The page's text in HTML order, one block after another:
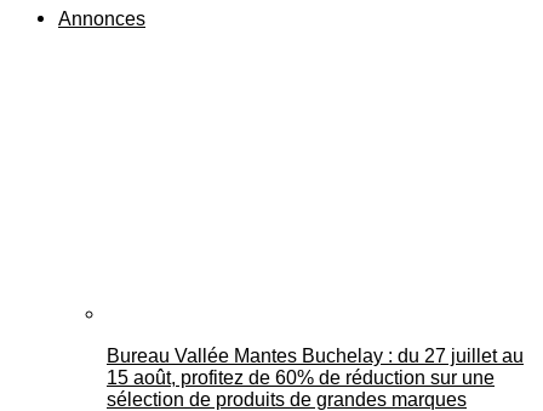
Annonces
Bureau Vallée Mantes Buchelay : du 27 juillet au
15 août, profitez de 60% de réduction sur une
sélection de produits de grandes marques